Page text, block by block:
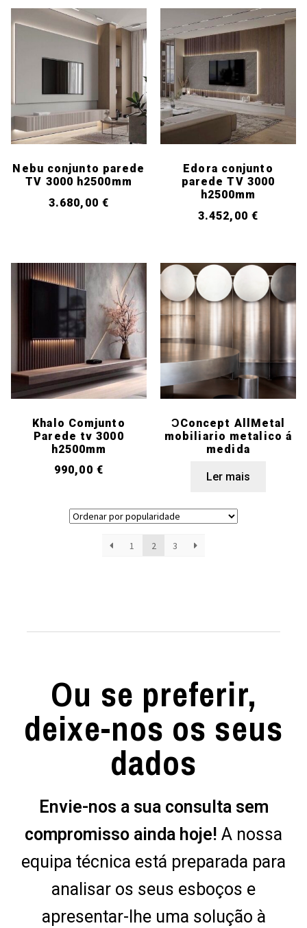
Nebu conjunto parede
TV 3000 h2500mm
3.680,00 €
Edora conjunto
parede TV 3000
h2500mm
3.452,00 €
Khalo Comjunto
Parede tv 3000
h2500mm
990,00 €
ƆConcept AllMetal
mobiliario metalico á
medida
Ler mais
1 2 3
Ou se preferir,
deixe-nos os seus
dados
Envie-nos a sua consulta sem
compromisso ainda hoje! A nossa
equipa técnica está preparada para
analisar os seus esboços e
apresentar-lhe uma solução à